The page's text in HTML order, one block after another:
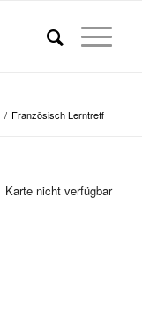
/ Französisch Lerntreff
Karte nicht verfügbar